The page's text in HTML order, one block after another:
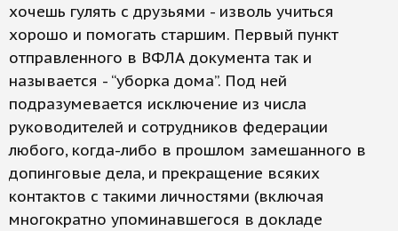
хочешь гулять с друзьями - изволь учиться
хорошо и помогать старшим. Первый пункт
отправленного в ВФЛА документа так и
называется - “уборка дома”. Под ней
подразумевается исключение из числа
руководителей и сотрудников федерации
любого, когда-либо в прошлом замешанного в
допинговые дела, и прекращение всяких
контактов с такими личностями (включая
многократно упоминавшегося в докладе